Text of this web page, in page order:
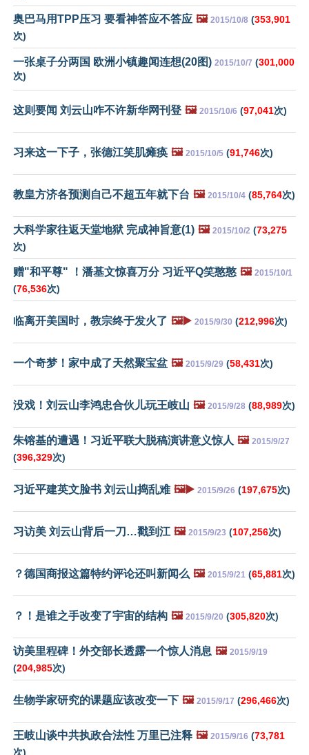
奥巴马用TPP压习 要看神答应不答应 🖼️ 2015/10/8 (353,901
次)
一张桌子分两国 欧洲小镇趣闻连想(20图) 2015/10/7 (301,000
次)
这则要闻 刘云山咋不许新华网刊登 🖼️ 2015/10/6 (97,041次)
习来这一下子，张德江笑肌瘫痪 🖼️ 2015/10/5 (91,746次)
教皇方济各预测自己不超五年就下台 🖼️ 2015/10/4 (85,764次)
大科学家往返天堂地狱 完成神旨意(1) 🖼️ 2015/10/2 (73,275
次)
赠"和平尊" ！潘基文惊喜万分 习近平Q笑憨憨 🖼️ 2015/10/1
(76,536次)
临离开美国时，教宗终于发火了 🖼️▶️ 2015/9/30 (212,996次)
一个奇梦！家中成了天然聚宝盆 🖼️ 2015/9/29 (58,431次)
没戏！刘云山李鸿忠合伙儿玩王岐山 🖼️ 2015/9/28 (88,989次)
朱镕基的遭遇！习近平联大脱稿演讲意义惊人 🖼️ 2015/9/27
(396,329次)
习近平建英文脸书 刘云山捣乱难 🖼️▶️ 2015/9/26 (197,675次)
习访美 刘云山背后一刀…戳到江 🖼️ 2015/9/23 (107,256次)
？德国商报这篇特约评论还叫新闻么 🖼️ 2015/9/21 (65,881次)
？！是谁之手改变了宇宙的结构 🖼️ 2015/9/20 (305,820次)
访美里程碑！外交部长透露一个惊人消息 🖼️ 2015/9/19
(204,985次)
生物学家研究的课题应该改变一下 🖼️ 2015/9/17 (296,466次)
王岐山谈中共执政合法性 万里已注释 🖼️ 2015/9/16 (73,781
次)